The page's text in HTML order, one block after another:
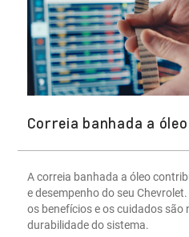
Correia banhada a óleo
A correia banhada a óleo
e desempenho do seu
os benefícios e os cuidados são
durabilidade do sistema.